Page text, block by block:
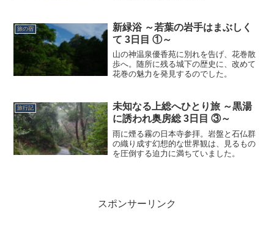
旅の宿
新緑浴 ～若葉の岩手はまぶしく
て 3日目 ①～
山の神温泉優香苑に別れを告げ、花巻散
歩へ。随所に残る城下の歴史に、改めて
花巻の魅力を発見するのでした。
旅行記
未知なる上総へひとり旅 ～黒湯
に誘われ奥房総 3日目 ③～
雨に煙る霧の日本寺参拝。岩盤と石仏群
の織り成す幻想的な世界観は、見るもの
を圧倒する迫力に満ちていました。
スポンサーリンク